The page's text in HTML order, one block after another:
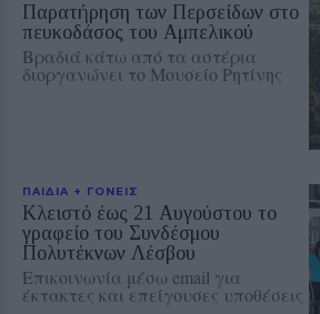
Παρατήρηση των Περσείδων στο
πευκοδάσος του Αμπελικού
Βραδιά κάτω από τα αστέρια
διοργανώνει το Μουσείο Ρητίνης
ΠΑΙΔΙΑ + ΓΟΝΕΙΣ
Κλειστό έως 21 Αυγούστου το
γραφείο του Συνδέσμου
Πολυτέκνων Λέσβου
Επικοινωνία μέσω email για
έκτακτες και επείγουσες υποθέσεις